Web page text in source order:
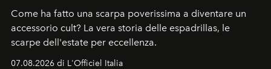
Come ha fatto una scarpa poverissima a diventare un
accessorio cult? La vera storia delle espadrillas, le
scarpe dell'estate per eccellenza.
07.08.2026 di L'Officiel Italia